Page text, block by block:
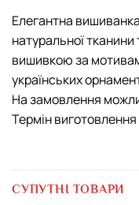
Елегантна
натуральної
вишивкою за
українських
На замовлення
Термін виготовлення
СУПУТНІ ТОВАРИ